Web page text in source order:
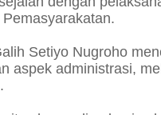
Setiyo Nugroho
aspek administrasi,